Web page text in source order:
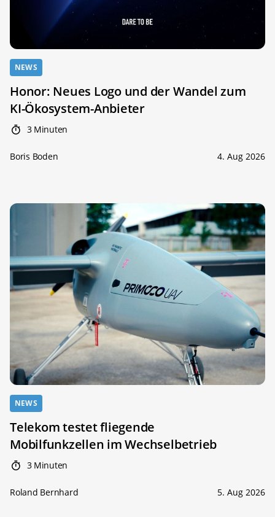
NEWS
Honor: Neues Logo und der Wandel zum
KI-Ökosystem-Anbieter
3 Minuten
Boris Boden 4. Aug 2026
NEWS
Telekom testet fliegende
Mobilfunkzellen im Wechselbetrieb
3 Minuten
Roland Bernhard 5. Aug 2026